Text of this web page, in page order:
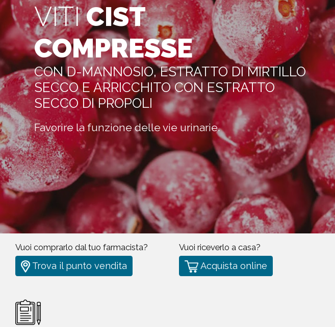
VITICIST
COMPRESSE
CON D-MANNOSIO, ESTRATTO DI MIRTILLO
SECCO E ARRICCHITO CON ESTRATTO
SECCO DI PROPOLI
Favorire la funzione delle vie urinarie.
Vuoi comprarlo dal tuo farmacista?
Trova il punto vendita
Vuoi riceverlo a casa?
Acquista online